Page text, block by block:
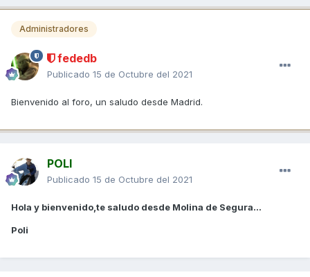
Administradores
fededb
Publicado 15 de Octubre del 2021
Bienvenido al foro, un saludo desde Madrid.
POLI
Publicado 15 de Octubre del 2021
Hola y bienvenido,te saludo desde Molina de Segura...
Poli